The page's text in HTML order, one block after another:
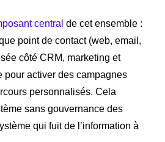
central de cet ensemble :
point de contact (web, email,
côté CRM, marketing et
pour activer des campagnes
personnalisés. Cela
sans gouvernance des
qui fuit de l’information à